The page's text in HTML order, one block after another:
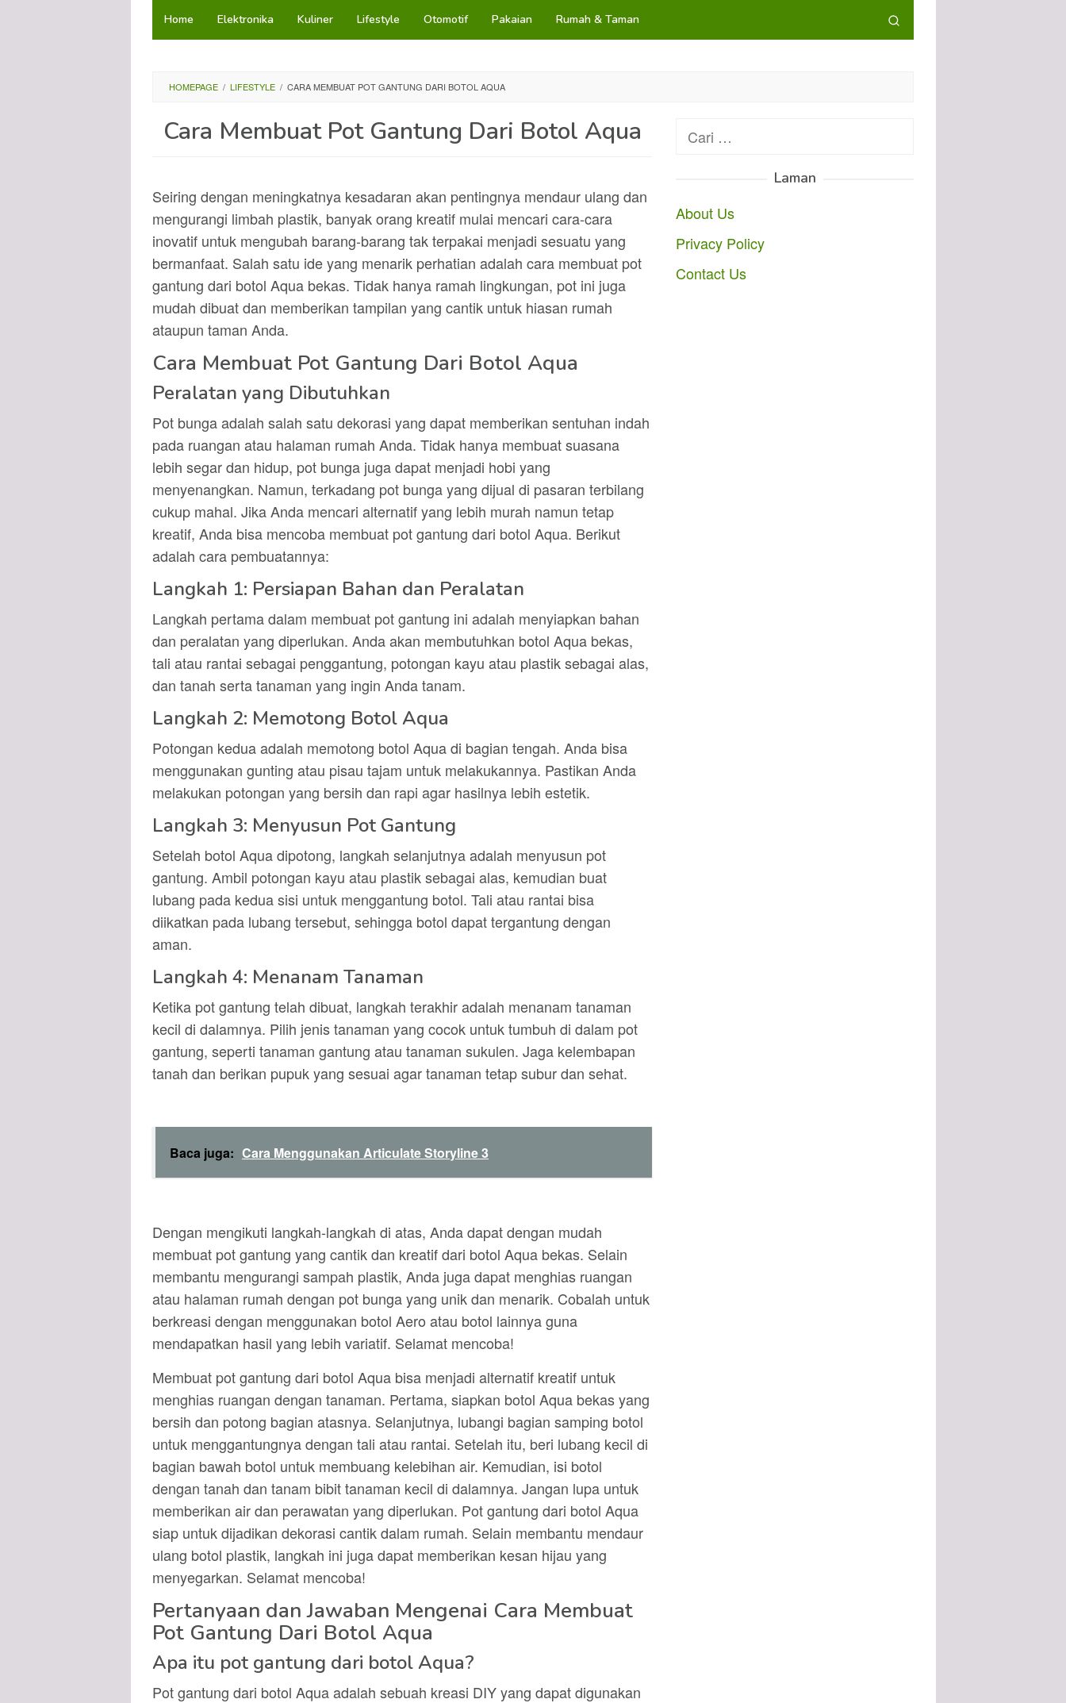
LoncatHome Elektronika Kuliner Lifestyle Otomotif Pakaian Rumah & Taman
HOMEPAGE / LIFESTYLE / CARA MEMBUAT POT GANTUNG DARI BOTOL AQUA
Cara Membuat Pot Gantung Dari Botol Aqua
Seiring dengan meningkatnya kesadaran akan pentingnya mendaur ulang dan
mengurangi limbah plastik, banyak orang kreatif mulai mencari cara-cara
inovatif untuk mengubah barang-barang tak terpakai menjadi sesuatu yang
bermanfaat. Salah satu ide yang menarik perhatian adalah cara membuat pot
gantung dari botol Aqua bekas. Tidak hanya ramah lingkungan, pot ini juga
mudah dibuat dan memberikan tampilan yang cantik untuk hiasan rumah
ataupun taman Anda.
Cara Membuat Pot Gantung Dari Botol Aqua
Peralatan yang Dibutuhkan
Pot bunga adalah salah satu dekorasi yang dapat memberikan sentuhan indah
pada ruangan atau halaman rumah Anda. Tidak hanya membuat suasana
lebih segar dan hidup, pot bunga juga dapat menjadi hobi yang
menyenangkan. Namun, terkadang pot bunga yang dijual di pasaran terbilang
cukup mahal. Jika Anda mencari alternatif yang lebih murah namun tetap
kreatif, Anda bisa mencoba membuat pot gantung dari botol Aqua. Berikut
adalah cara pembuatannya:
Langkah 1: Persiapan Bahan dan Peralatan
Langkah pertama dalam membuat pot gantung ini adalah menyiapkan bahan
dan peralatan yang diperlukan. Anda akan membutuhkan botol Aqua bekas,
tali atau rantai sebagai penggantung, potongan kayu atau plastik sebagai alas,
dan tanah serta tanaman yang ingin Anda tanam.
Langkah 2: Memotong Botol Aqua
Potongan kedua adalah memotong botol Aqua di bagian tengah. Anda bisa
menggunakan gunting atau pisau tajam untuk melakukannya. Pastikan Anda
melakukan potongan yang bersih dan rapi agar hasilnya lebih estetik.
Langkah 3: Menyusun Pot Gantung
Setelah botol Aqua dipotong, langkah selanjutnya adalah menyusun pot
gantung. Ambil potongan kayu atau plastik sebagai alas, kemudian buat
lubang pada kedua sisi untuk menggantung botol. Tali atau rantai bisa
diikatkan pada lubang tersebut, sehingga botol dapat tergantung dengan
aman.
Langkah 4: Menanam Tanaman
Ketika pot gantung telah dibuat, langkah terakhir adalah menanam tanaman
kecil di dalamnya. Pilih jenis tanaman yang cocok untuk tumbuh di dalam pot
gantung, seperti tanaman gantung atau tanaman sukulen. Jaga kelembapan
tanah dan berikan pupuk yang sesuai agar tanaman tetap subur dan sehat.
Baca juga: Cara Menggunakan Articulate Storyline 3
Dengan mengikuti langkah-langkah di atas, Anda dapat dengan mudah
membuat pot gantung yang cantik dan kreatif dari botol Aqua bekas. Selain
membantu mengurangi sampah plastik, Anda juga dapat menghias ruangan
atau halaman rumah dengan pot bunga yang unik dan menarik. Cobalah untuk
berkreasi dengan menggunakan botol Aero atau botol lainnya guna
mendapatkan hasil yang lebih variatif. Selamat mencoba!
Membuat pot gantung dari botol Aqua bisa menjadi alternatif kreatif untuk
menghias ruangan dengan tanaman. Pertama, siapkan botol Aqua bekas yang
bersih dan potong bagian atasnya. Selanjutnya, lubangi bagian samping botol
untuk menggantungnya dengan tali atau rantai. Setelah itu, beri lubang kecil di
bagian bawah botol untuk membuang kelebihan air. Kemudian, isi botol
dengan tanah dan tanam bibit tanaman kecil di dalamnya. Jangan lupa untuk
memberikan air dan perawatan yang diperlukan. Pot gantung dari botol Aqua
siap untuk dijadikan dekorasi cantik dalam rumah. Selain membantu mendaur
ulang botol plastik, langkah ini juga dapat memberikan kesan hijau yang
menyegarkan. Selamat mencoba!
Pertanyaan dan Jawaban Mengenai Cara Membuat
Pot Gantung Dari Botol Aqua
Apa itu pot gantung dari botol Aqua?
Pot gantung dari botol Aqua adalah sebuah kreasi DIY yang dapat digunakan
Cari
Laman
About Us
Privacy Policy
Contact Us